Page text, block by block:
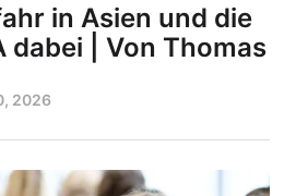
in Asien und die
dabei | Von Thomas
2026